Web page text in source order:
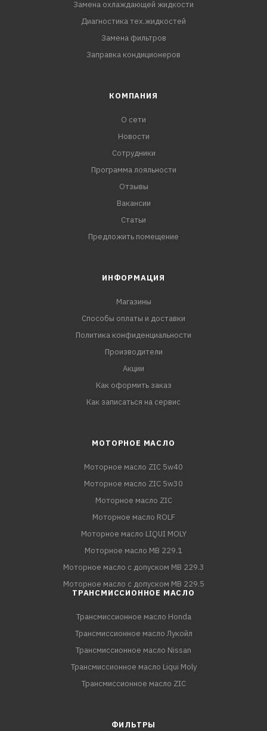
Замена охлаждающей жидкости
Диагностика тех.жидкостей
Замена фильтров
Заправка кондиционеров
КОМПАНИЯ
О сети
Новости
Сотрудники
Программа лояльности
Отзывы
Вакансии
Статьи
Предложить помещение
ИНФОРМАЦИЯ
Магазины
Способы оплаты и доставки
Политика конфиденциальности
Производители
Акции
Как оформить заказ
Как записаться на сервис
МОТОРНОЕ МАСЛО
Моторное масло ZIC 5w40
Моторное масло ZIC 5w30
Моторное масло ZIC
Моторное масло ROLF
Моторное масло LIQUI MOLY
Моторное масло MB 229.1
Моторное масло с допуском MB 229.3
Моторное масло с допуском MB 229.5
ТРАНСМИССИОННОЕ МАСЛО
Трансмиссионное масло Honda
Трансмиссионное масло Лукойл
Трансмиссионное масло Nissan
Трансмиссионное масло Liqui Moly
Трансмиссионное масло ZIC
ФИЛЬТРЫ